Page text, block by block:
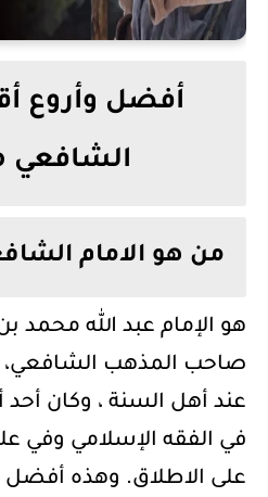
أفضل وأروع
الشافعي
من هو الامام
هو الإمام عبد الله محمد
صاحب المذهب الشافعي،
عند أهل السنة ، وكان
في الفقه الإسلامي وفي
على الاطلاق. وهذه أفضل